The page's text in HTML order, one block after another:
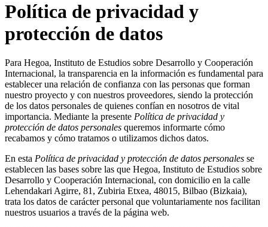
Política de privacidad y
protección de datos
Para Hegoa, Instituto de Estudios sobre Desarrollo y Cooperación
Internacional, la transparencia en la información es fundamental para
establecer una relación de confianza con las personas que forman
nuestro proyecto y con nuestros proveedores, siendo la protección
de los datos personales de quienes confían en nosotros de vital
importancia. Mediante la presente Política de privacidad y
protección de datos personales queremos informarte cómo
recabamos y cómo tratamos o utilizamos dichos datos.
En esta Política de privacidad y protección de datos personales se
establecen las bases sobre las que Hegoa, Instituto de Estudios sobre
Desarrollo y Cooperación Internacional, con domicilio en la calle
Lehendakari Agirre, 81, Zubiria Etxea, 48015, Bilbao (Bizkaia),
trata los datos de carácter personal que voluntariamente nos facilitan
nuestros usuarios a través de la página web.